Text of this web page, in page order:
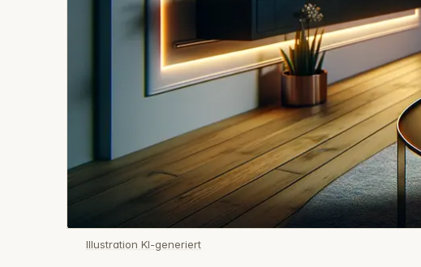
Illustration KI-generiert